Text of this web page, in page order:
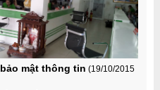
mật thông tin (19/10/2015